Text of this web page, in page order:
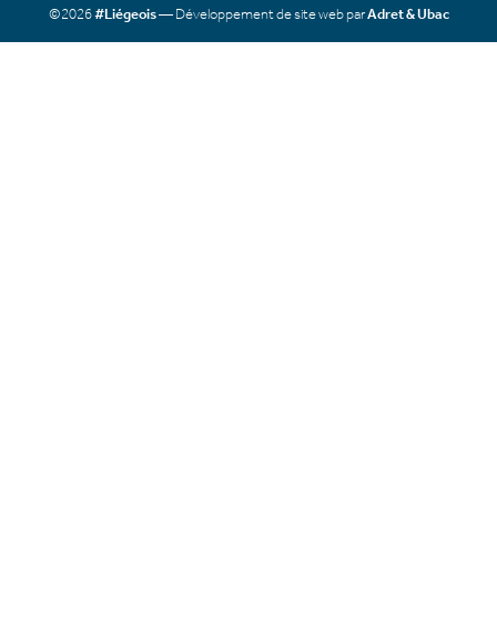
©2026#Liégeois— Développement de site web parAdret & Ubac